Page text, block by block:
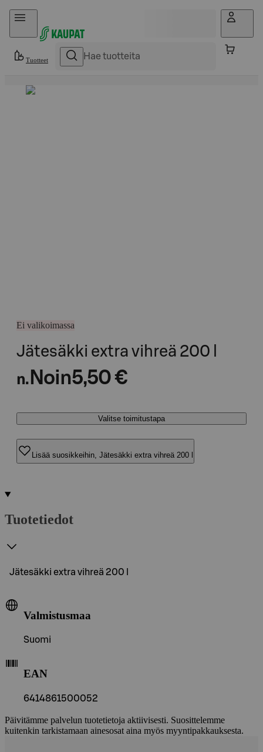
Hyppää sisältöön
Tuotteet
Ei valikoimassa
Jätesäkki extra vihreä 200 l
n. Noin5,50 €
Valitse toimitustapa
Lisää suosikkeihin, Jätesäkki extra vihreä 200 l
Tuotetiedot
Jätesäkki extra vihreä 200 l
Valmistusmaa
Suomi
EAN
6414861500052
Päivitämme palvelun tuotetietoja aktiivisesti. Suosittelemme
kuitenkin tarkistamaan ainesosat aina myös myyntipakkauksesta.